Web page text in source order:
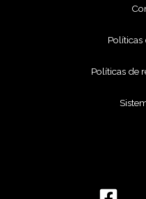
Políticas de